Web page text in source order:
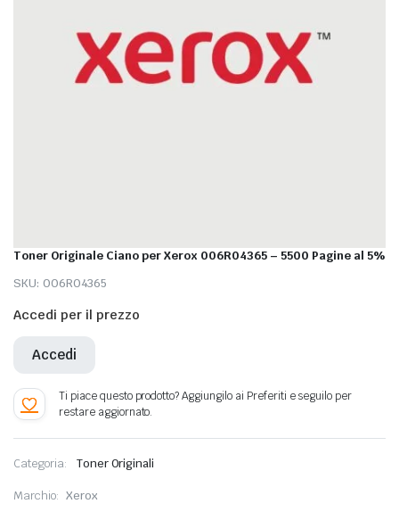
Toner Originale Ciano per Xerox 006R04365 – 5500 Pagine al 5%
SKU: 006R04365
Accedi per il prezzo
Accedi
Categoria: Toner Originali
Marchio: Xerox